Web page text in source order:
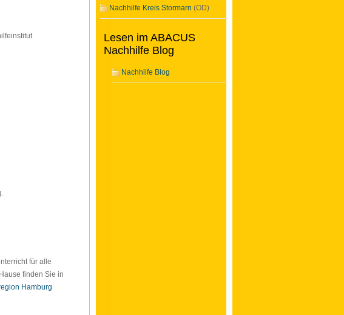
für alle
finden Sie in
Hamburg
Nachhilfe Kreis Stormarn (OD)
Lesen im ABACUS
Nachhilfe Blog
Nachhilfe Blog